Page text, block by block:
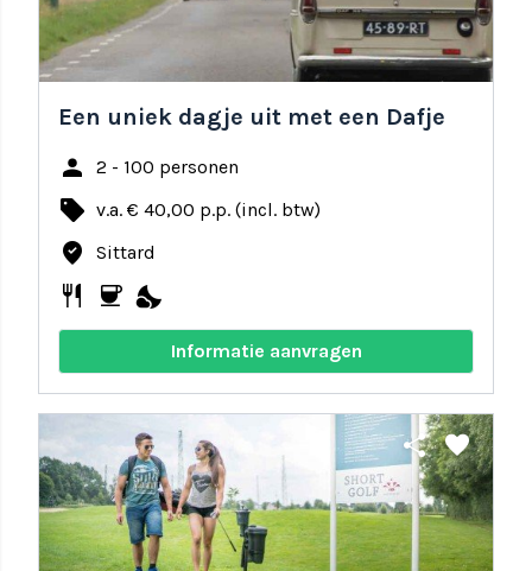
Een uniek dagje uit met een Dafje
person 2 - 100 personen
local_offer v.a. € 40,00 p.p. (incl. btw)
where_to_vote Sittard
restaurant coffee nights_stay
Informatie aanvragen
share favorite